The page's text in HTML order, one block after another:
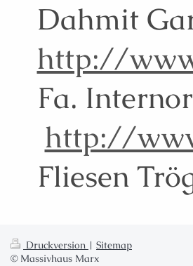
Dahmit
http://
Fa.
http://
Fliesen
Druckversion | Sitemap
© Massivhaus Marx